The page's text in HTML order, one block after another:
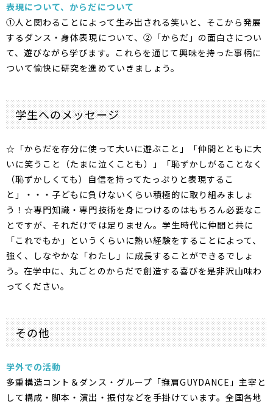
表現について、からだについて
①人と関わることによって生み出される笑いと、そこから発展
するダンス・身体表現について、②「からだ」の面白さについ
て、遊びながら学びます。これらを通じて興味を持った事柄に
ついて愉快に研究を進めていきましょう。
学生へのメッセージ
☆「からだを存分に使って大いに遊ぶこと」「仲間とともに大
いに笑うこと（たまに泣くことも）」「恥ずかしがることなく
（恥ずかしくても）自信を持ってたっぷりと表現するこ
と」・・・子どもに負けないくらい積極的に取り組みましょ
う！☆専門知識・専門技術を身につけるのはもちろん必要なこ
とですが、それだけでは足りません。学生時代に仲間と共に
「これでもか」というくらいに熱い経験をすることによって、
強く、しなやかな「わたし」に成長することができるでしょ
う。在学中に、丸ごとのからだで創造する喜びを是非沢山味わ
ってください。
その他
学外での活動
多重構造コント＆ダンス・グループ「撫肩GUYDANCE」主宰と
して構成・脚本・演出・振付などを手掛けています。全国各地